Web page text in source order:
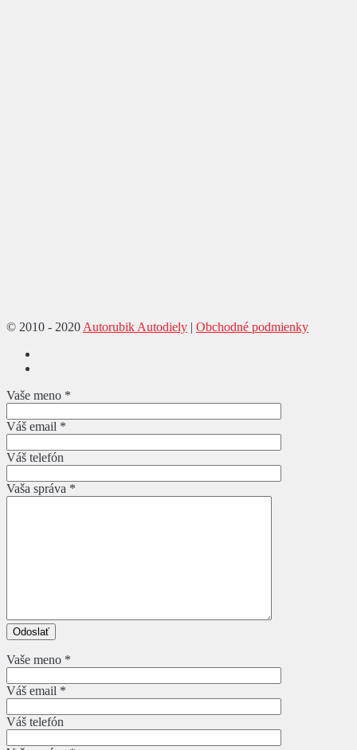
© 2010 - 2020 Autorubik Autodiely | Obchodné podmienky
Vaše meno *
Váš email *
Váš telefón
Vaša správa *
Vaše meno *
Váš email *
Váš telefón